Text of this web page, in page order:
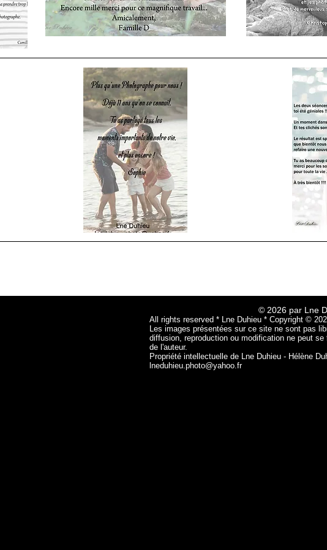
© 2026 par Lne
All rights reserved * Lne Duhieu * Copyright ©
Les images présentées sur ce site ne sont pas
diffusion, reproduction ou modification ne peut
de l'auteur.
Propriété intellectuelle de Lne Duhieu - Hélène
lneduhieu.photo@yahoo.fr